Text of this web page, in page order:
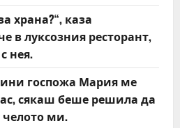
храна?“, каза
в луксозния ресторант,
нея.
госпожа Мария ме
сякаш беше решила да
челото ми.